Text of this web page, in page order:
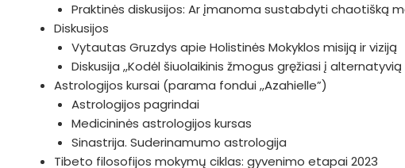
Praktinės diskusijos: Ar įmanoma sustabdyti chaotišką
Diskusijos
Vytautas Gruzdys apie Holistinės Mokyklos misiją ir viziją
Diskusija ,,Kodėl šiuolaikinis žmogus gręžiasi į
Astrologijos kursai (parama fondui ,,Azahielle”)
Astrologijos pagrindai
Medicininės astrologijos kursas
Sinastrija. Suderinamumo astrologija
Tibeto filosofijos mokymų ciklas: gyvenimo etapai 2023